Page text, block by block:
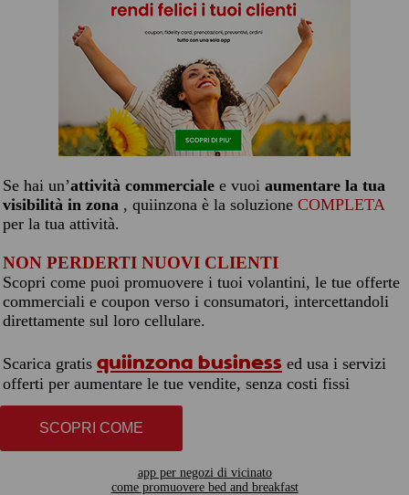
Se hai un’attività commerciale e vuoi aumentare la tua
visibilità in zona , quiinzona è la soluzione COMPLETA
per la tua attività.
NON PERDERTI NUOVI CLIENTI
Scopri come puoi promuovere i tuoi volantini, le tue offerte
commerciali e coupon verso i consumatori, intercettandoli
direttamente sul loro cellulare.
Scarica gratis quiinzona business ed usa i servizi
offerti per aumentare le tue vendite, senza costi fissi
SCOPRI COME
app per negozi di vicinato
come promuovere bed and breakfast